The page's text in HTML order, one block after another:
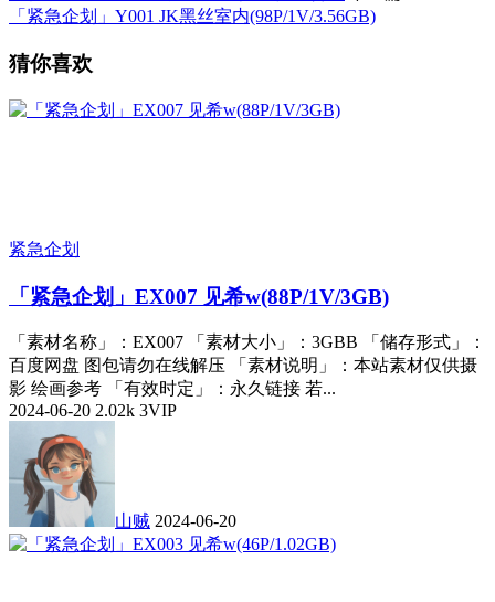
「紧急企划」Y001 JK黑丝室内(98P/1V/3.56GB)
猜你喜欢
紧急企划
「紧急企划」EX007 见希w(88P/1V/3GB)
「素材名称」：EX007 「素材大小」：3GBB 「储存形式」：
百度网盘 图包请勿在线解压 「素材说明」：本站素材仅供摄
影 绘画参考 「有效时定」：永久链接 若...
2024-06-20 2.02k 3VIP
山贼 2024-06-20